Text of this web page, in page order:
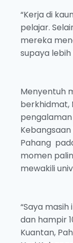
“Kerja di
pelajar.
mereka
supaya lebih
Menyentuh
berkhidmat,
Pahang
momen
mewakili
“Saya
dan hampir
Kuantan,